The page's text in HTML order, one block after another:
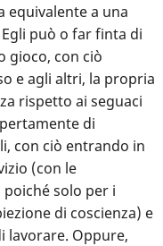
equivalente a una
può o far finta di
gioco, con ciò
e agli altri, la propria
rispetto ai seguaci
di
con ciò entrando in
(con le
solo per i
di coscienza) e
lavorare. Oppure,